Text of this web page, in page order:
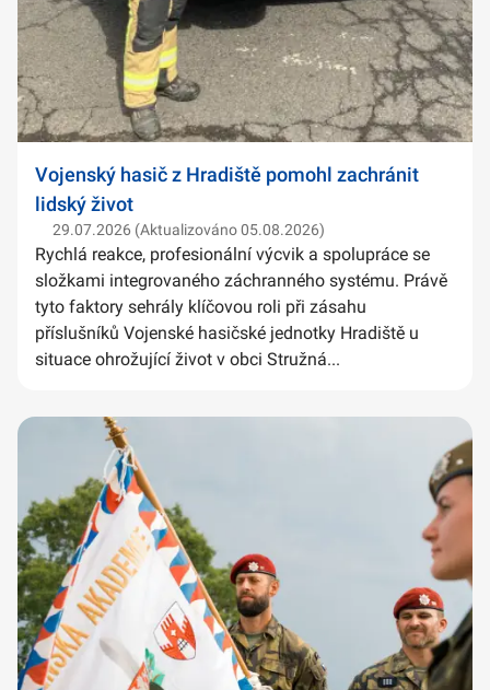
Vojenský hasič z Hradiště pomohl zachránit
lidský život
29.07.2026 (Aktualizováno 05.08.2026)
Rychlá reakce, profesionální výcvik a spolupráce se
složkami integrovaného záchranného systému. Právě
tyto faktory sehrály klíčovou roli při zásahu
příslušníků Vojenské hasičské jednotky Hradiště u
situace ohrožující život v obci Stružná...